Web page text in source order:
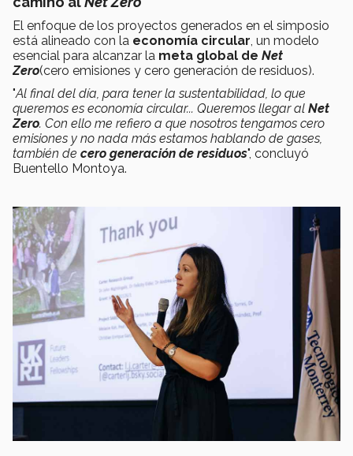
El enfoque de los proyectos generados en el simposio
está alineado con la economía circular, un modelo
esencial para alcanzar la meta global de Net
Zero(cero emisiones y cero generación de residuos).
"Al final del día, para tener la sustentabilidad, lo que
queremos es economía circular... Queremos llegar al Net
Zero. Con ello me refiero a que nosotros tengamos cero
emisiones y no nada más estamos hablando de gases,
también de cero generación de residuos", concluyó
Buentello Montoya.